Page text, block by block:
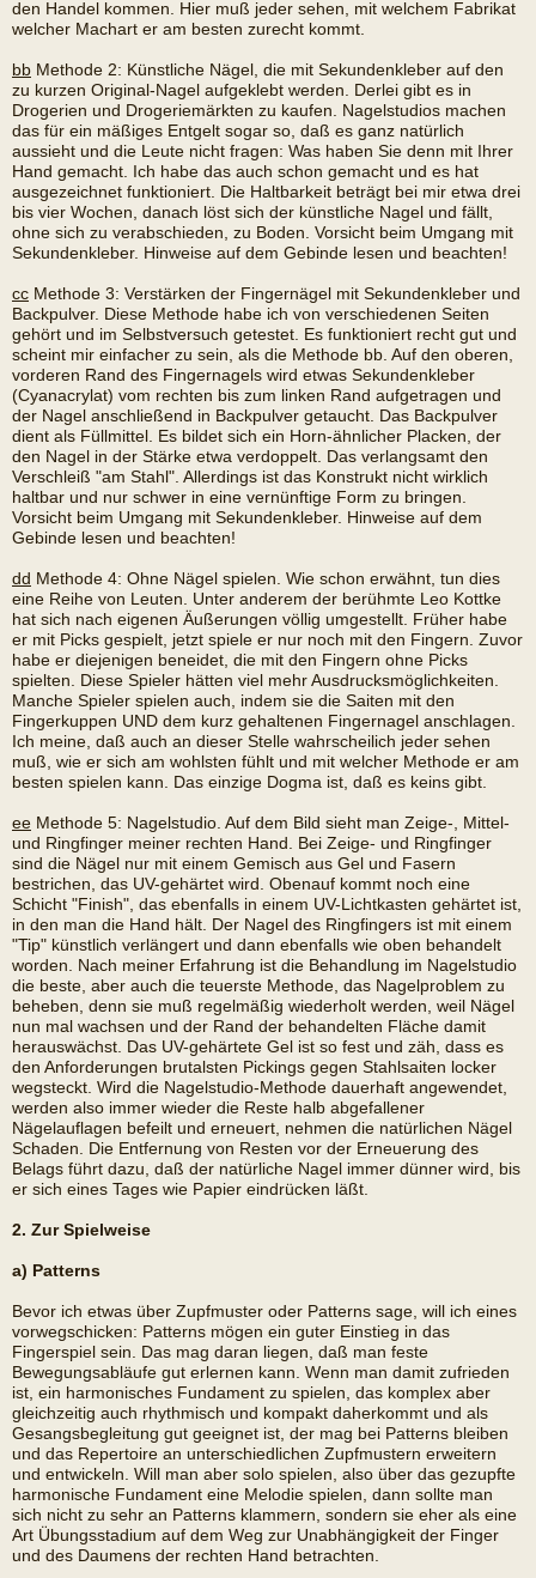
den Handel kommen. Hier muß jeder sehen, mit welchem Fabrikat
welcher Machart er am besten zurecht kommt.
bb Methode 2: Künstliche Nägel, die mit Sekundenkleber auf den
zu kurzen Original-Nagel aufgeklebt werden. Derlei gibt es in
Drogerien und Drogeriemärkten zu kaufen. Nagelstudios machen
das für ein mäßiges Entgelt sogar so, daß es ganz natürlich
aussieht und die Leute nicht fragen: Was haben Sie denn mit Ihrer
Hand gemacht. Ich habe das auch schon gemacht und es hat
ausgezeichnet funktioniert. Die Haltbarkeit beträgt bei mir etwa drei
bis vier Wochen, danach löst sich der künstliche Nagel und fällt,
ohne sich zu verabschieden, zu Boden. Vorsicht beim Umgang mit
Sekundenkleber. Hinweise auf dem Gebinde lesen und beachten!
cc Methode 3: Verstärken der Fingernägel mit Sekundenkleber und
Backpulver. Diese Methode habe ich von verschiedenen Seiten
gehört und im Selbstversuch getestet. Es funktioniert recht gut und
scheint mir einfacher zu sein, als die Methode bb. Auf den oberen,
vorderen Rand des Fingernagels wird etwas Sekundenkleber
(Cyanacrylat) vom rechten bis zum linken Rand aufgetragen und
der Nagel anschließend in Backpulver getaucht. Das Backpulver
dient als Füllmittel. Es bildet sich ein Horn-ähnlicher Placken, der
den Nagel in der Stärke etwa verdoppelt. Das verlangsamt den
Verschleiß "am Stahl". Allerdings ist das Konstrukt nicht wirklich
haltbar und nur schwer in eine vernünftige Form zu bringen.
Vorsicht beim Umgang mit Sekundenkleber. Hinweise auf dem
Gebinde lesen und beachten!
dd Methode 4: Ohne Nägel spielen. Wie schon erwähnt, tun dies
eine Reihe von Leuten. Unter anderem der berühmte Leo Kottke
hat sich nach eigenen Äußerungen völlig umgestellt. Früher habe
er mit Picks gespielt, jetzt spiele er nur noch mit den Fingern. Zuvor
habe er diejenigen beneidet, die mit den Fingern ohne Picks
spielten. Diese Spieler hätten viel mehr Ausdrucksmöglichkeiten.
Manche Spieler spielen auch, indem sie die Saiten mit den
Fingerkuppen UND dem kurz gehaltenen Fingernagel anschlagen.
Ich meine, daß auch an dieser Stelle wahrscheilich jeder sehen
muß, wie er sich am wohlsten fühlt und mit welcher Methode er am
besten spielen kann. Das einzige Dogma ist, daß es keins gibt.
ee Methode 5: Nagelstudio. Auf dem Bild sieht man Zeige-, Mittel-
und Ringfinger meiner rechten Hand. Bei Zeige- und Ringfinger
sind die Nägel nur mit einem Gemisch aus Gel und Fasern
bestrichen, das UV-gehärtet wird. Obenauf kommt noch eine
Schicht "Finish", das ebenfalls in einem UV-Lichtkasten gehärtet ist,
in den man die Hand hält. Der Nagel des Ringfingers ist mit einem
"Tip" künstlich verlängert und dann ebenfalls wie oben behandelt
worden. Nach meiner Erfahrung ist die Behandlung im Nagelstudio
die beste, aber auch die teuerste Methode, das Nagelproblem zu
beheben, denn sie muß regelmäßig wiederholt werden, weil Nägel
nun mal wachsen und der Rand der behandelten Fläche damit
herauswächst. Das UV-gehärtete Gel ist so fest und zäh, dass es
den Anforderungen brutalsten Pickings gegen Stahlsaiten locker
wegsteckt. Wird die Nagelstudio-Methode dauerhaft angewendet,
werden also immer wieder die Reste halb abgefallener
Nägelauflagen befeilt und erneuert, nehmen die natürlichen Nägel
Schaden. Die Entfernung von Resten vor der Erneuerung des
Belags führt dazu, daß der natürliche Nagel immer dünner wird, bis
er sich eines Tages wie Papier eindrücken läßt.
2. Zur Spielweise
a) Patterns
Bevor ich etwas über Zupfmuster oder Patterns sage, will ich eines
vorwegschicken: Patterns mögen ein guter Einstieg in das
Fingerspiel sein. Das mag daran liegen, daß man feste
Bewegungsabläufe gut erlernen kann. Wenn man damit zufrieden
ist, ein harmonisches Fundament zu spielen, das komplex aber
gleichzeitig auch rhythmisch und kompakt daherkommt und als
Gesangsbegleitung gut geeignet ist, der mag bei Patterns bleiben
und das Repertoire an unterschiedlichen Zupfmustern erweitern
und entwickeln. Will man aber solo spielen, also über das gezupfte
harmonische Fundament eine Melodie spielen, dann sollte man
sich nicht zu sehr an Patterns klammern, sondern sie eher als eine
Art Übungsstadium auf dem Weg zur Unabhängigkeit der Finger
und des Daumens der rechten Hand betrachten.